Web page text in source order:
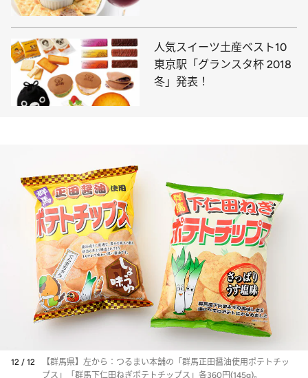
人気スイーツ土産ベスト10
東京駅「グランスタ杯 2018
冬」発表！
12 / 12
【群馬県】左から：つるまい本舗の「群馬正田醤油使用ポテトチッ
プス」「群馬下仁田ねぎポテトチップス」各360円(145g)。